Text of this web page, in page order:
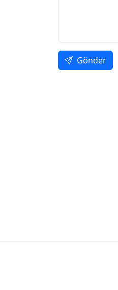
Gönder